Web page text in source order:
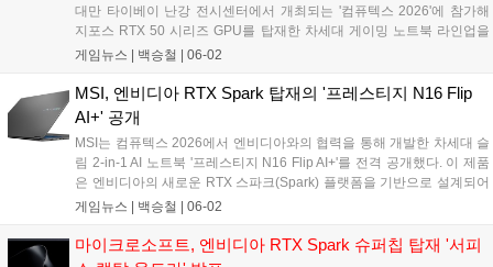
대만 타이베이 난강 전시센터에서 개최되는 '컴퓨텍스 2026'에 참가해
지포스 RTX 50 시리즈 GPU를 탑재한 차세대 게이밍 노트북 라인업을
대거 공개했다. 에이수스는 게이밍 브랜드 ROG의 출범 20주년을 기념
이 환경을 강화하는 플래그십 모델과 차세대 AI 기술의 융합을 선보인다.
이번에 공개된 신제품들은 강력한 그래픽 처리 성능과 고주사율 디스플
레이, 첨단 쿨링 시스템을 결합하여 고사양 게임에서도 안정적인 프레임
유지와 시각적 몰입감을 제공하는 것이 특징이다....
게임뉴스 | 백승철 | 06-02
MSI, 엔비디아 RTX Spark 탑재의 '프레스티지 N16 Flip
AI+' 공개
MSI는 컴퓨텍스 2026에서 엔비디아와의 협력을 통해 개발한 차세대 슬
림 2-in-1 AI 노트북 '프레스티지 N16 Flip AI+'를 전격 공개했다. 이 제품
은 엔비디아의 새로운 RTX 스파크(Spark) 플랫폼을 기반으로 설계되어
, 고성능 게이밍과 AI 개발에 필요한 강력한 그래픽 퍼포먼스를 뛰어난
게임뉴스 | 백승철 | 06-02
마이크로소프트, 엔비디아 RTX Spark 슈퍼칩 탑재 '서피